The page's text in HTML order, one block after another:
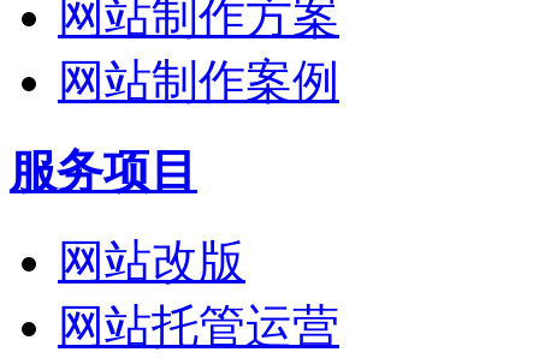
网站制作方案
网站制作案例
服务项目
网站改版
网站托管运营